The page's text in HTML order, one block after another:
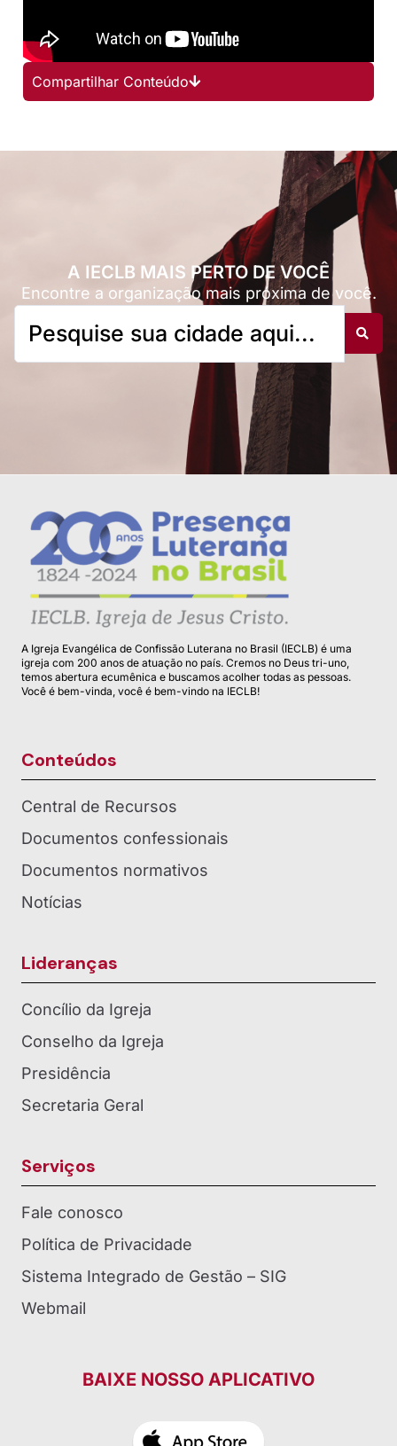
Compartilhar Conteúdo
A IECLB MAIS PERTO DE VOCÊ
Encontre a organização mais próxima de você.
A Igreja Evangélica de Confissão Luterana no Brasil (IECLB) é uma
igreja com 200 anos de atuação no país. Cremos no Deus tri-uno,
temos abertura ecumênica e buscamos acolher todas as pessoas.
Você é bem-vinda, você é bem-vindo na IECLB!
Conteúdos
Central de Recursos
Documentos confessionais
Documentos normativos
Notícias
Lideranças
Concílio da Igreja
Conselho da Igreja
Presidência
Secretaria Geral
Serviços
Fale conosco
Política de Privacidade
Sistema Integrado de Gestão – SIG
Webmail
BAIXE NOSSO APLICATIVO